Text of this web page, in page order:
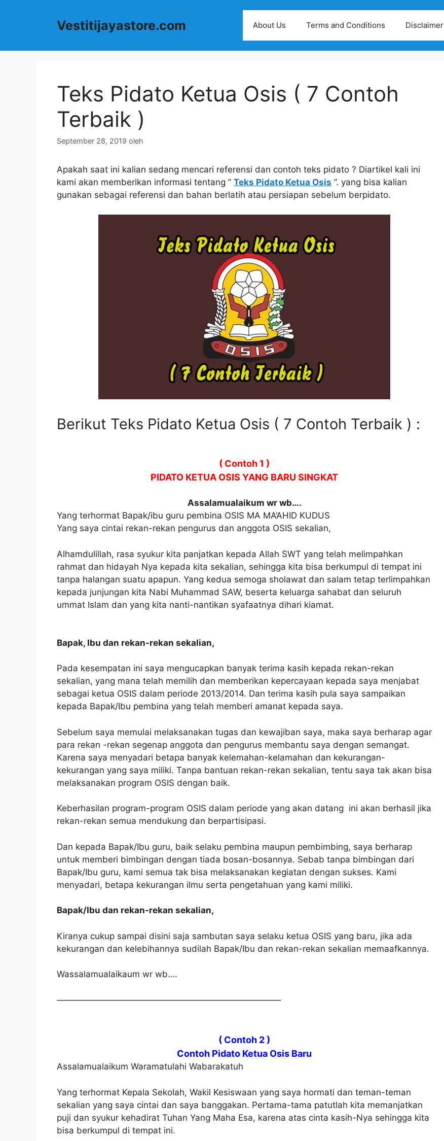
Vestitijayastore.com About Us Terms and Conditions Disclaimer
Teks Pidato Ketua Osis ( 7 Contoh
Terbaik )
September 28, 2019 oleh
Apakah saat ini kalian sedang mencari referensi dan contoh teks pidato ? Diartikel kali ini
kami akan memberikan informasi tentang ” Teks Pidato Ketua Osis ”. yang bisa kalian
gunakan sebagai referensi dan bahan berlatih atau persiapan sebelum berpidato.
Berikut Teks Pidato Ketua Osis ( 7 Contoh Terbaik ) :
( Contoh 1 )
PIDATO KETUA OSIS YANG BARU SINGKAT
Assalamualaikum wr wb….
Yang terhormat Bapak/ibu guru pembina OSIS MA MA’AHID KUDUS
Yang saya cintai rekan-rekan pengurus dan anggota OSIS sekalian,
Alhamdulillah, rasa syukur kita panjatkan kepada Allah SWT yang telah melimpahkan
rahmat dan hidayah Nya kepada kita sekalian, sehingga kita bisa berkumpul di tempat ini
tanpa halangan suatu apapun. Yang kedua semoga sholawat dan salam tetap terlimpahkan
kepada junjungan kita Nabi Muhammad SAW, beserta keluarga sahabat dan seluruh
ummat Islam dan yang kita nanti-nantikan syafaatnya dihari kiamat.
Bapak, Ibu dan rekan-rekan sekalian,
Pada kesempatan ini saya mengucapkan banyak terima kasih kepada rekan-rekan
sekalian, yang mana telah memilih dan memberikan kepercayaan kepada saya menjabat
sebagai ketua OSIS dalam periode 2013/2014. Dan terima kasih pula saya sampaikan
kepada Bapak/Ibu pembina yang telah memberi amanat kepada saya.
Sebelum saya memulai melaksanakan tugas dan kewajiban saya, maka saya berharap agar
para rekan -rekan segenap anggota dan pengurus membantu saya dengan semangat.
Karena saya menyadari betapa banyak kelemahan-kelamahan dan kekurangan-
kekurangan yang saya miliki. Tanpa bantuan rekan-rekan sekalian, tentu saya tak akan bisa
melaksanakan program OSIS dengan baik.
Keberhasilan program-program OSIS dalam periode yang akan datang ini akan berhasil jika
rekan-rekan semua mendukung dan berpartisipasi.
Dan kepada Bapak/Ibu guru, baik selaku pembina maupun pembimbing, saya berharap
untuk memberi bimbingan dengan tiada bosan-bosannya. Sebab tanpa bimbingan dari
Bapak/Ibu guru, kami semua tak bisa melaksanakan kegiatan dengan sukses. Kami
menyadari, betapa kekurangan ilmu serta pengetahuan yang kami miliki.
Bapak/Ibu dan rekan-rekan sekalian,
Kiranya cukup sampai disini saja sambutan saya selaku ketua OSIS yang baru, jika ada
kekurangan dan kelebihannya sudilah Bapak/Ibu dan rekan-rekan sekalian memaafkannya.
Wassalamualaikaum wr wb….
——————————————————————————
( Contoh 2 )
Contoh Pidato Ketua Osis Baru
Assalamualaikum Waramatulahi Wabarakatuh
Yang terhormat Kepala Sekolah, Wakil Kesiswaan yang saya hormati dan teman-teman
sekalian yang saya cintai dan saya banggakan. Pertama-tama patutlah kita memanjatkan
puji dan syukur kehadirat Tuhan Yang Maha Esa, karena atas cinta kasih-Nya sehingga kita
bisa berkumpul di tempat ini.